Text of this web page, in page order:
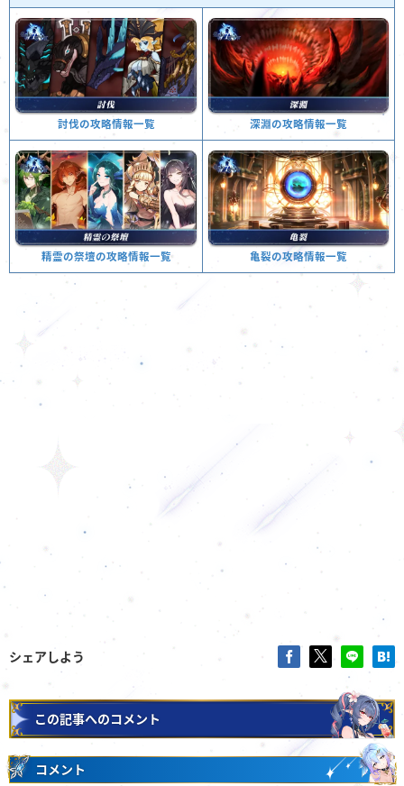
討伐の攻略情報一覧 深淵の攻略情報一覧
精霊の祭壇の攻略情報一覧 亀裂の攻略情報一覧
シェアしよう
この記事へのコメント
コメント